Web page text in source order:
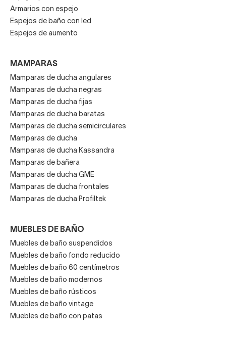
Armarios con espejo
Espejos de baño con led
Espejos de aumento
MAMPARAS
Mamparas de ducha angulares
Mamparas de ducha negras
Mamparas de ducha fijas
Mamparas de ducha baratas
Mamparas de ducha semicirculares
Mamparas de ducha
Mamparas de ducha Kassandra
Mamparas de bañera
Mamparas de ducha GME
Mamparas de ducha frontales
Mamparas de ducha Profiltek
MUEBLES DE BAÑO
Muebles de baño suspendidos
Muebles de baño fondo reducido
Muebles de baño 60 centímetros
Muebles de baño modernos
Muebles de baño rústicos
Muebles de baño vintage
Muebles de baño con patas